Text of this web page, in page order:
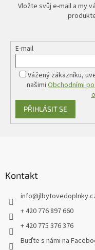
Vložte svůj e-mail a my
E-mail
Vážený zákazníku,
našimi Obchodními
PŘIHLÁSIT SE
Kontakt
info@
+ 420 776 897 660
+ 420 775 376 376
Buďte s námi na